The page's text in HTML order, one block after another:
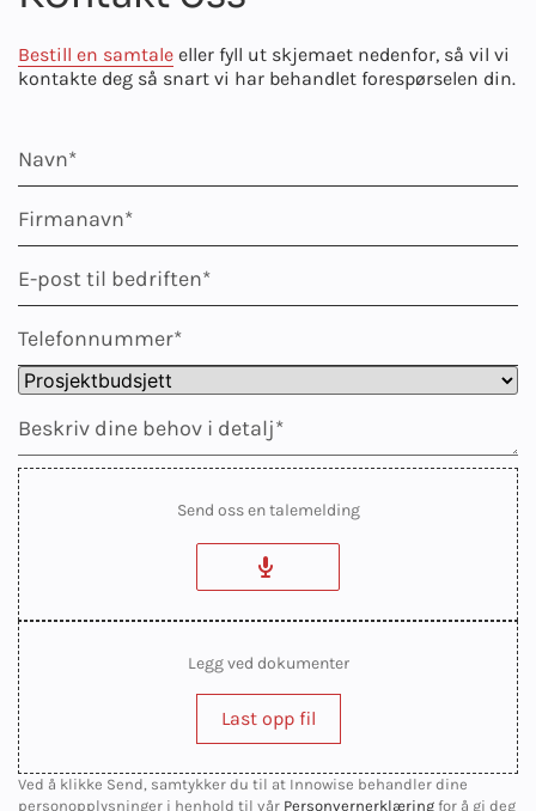
Bestill en samtale eller fyll ut skjemaet nedenfor, så vil vi
kontakte deg så snart vi har behandlet forespørselen din.
Send oss en talemelding
Legg ved dokumenter
Last opp fil
Ved å klikke Send, samtykker du til at Innowise behandler dine
personopplysninger i henhold til vår Personvernerklæring for å gi deg